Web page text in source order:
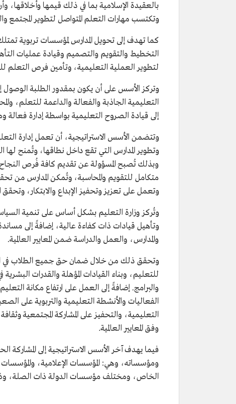
بالعقيدة الإسلامية بما في ذلك قيمها
وتكتسب مهارات التعلم المتواصل لتطوير المجتمع
كما تهدف إلى تحويل المدارس لمؤسسات تربوية
التخطيط والتقويم والتصميم وقيادة عمليات
لتطوير العملية التعليمية، وتأمين فرص التعلم
وتركز الأسس على أن يكون بمقدور الطلبة الوصول
التعليمية الجاذبة والفعالة والداعمة للتعلم،
إلى قيادة الصروح التعليمية بواسطة إدارة
وتتضمن الأسس الاستراتيجية، أن تعمل إدارة
وتطوير المدارس التي تقع داخل نطاقها، وتُمنح
وبذلك تُصبح المسؤولة عن تقديم كافة فُرص
متكامل للتقويم والمحاسبة، وتُمكن المدارس من
وتعمل على تعزيز وتحفيز الإبداع والابتكار، وتحقق
وتُركز وزارة التعليم بشكل أساس على تنمية
وتأهيل قيادات ذات كفاءة عالية، إضافةً إلى مساندة
والمدارس، والعمل والدراسة ضمن المعايير العالمية.
وتحقق ذلك من خلال ضمان حق جميع الطلاب في
للتعليم، وبناء القيادات المؤهلة والقدرات
والبرامج. إضافةً إلى العمل على ارتفاع مكانة
الفعاليات والأنشطة التعليمية والتربوية على
التعليمية، والتحفيز على المشاركة المجتمعية
وفق المعايير العالمية.
فيما يهدف آخر الأسس الاستراتيجية إلى
ومؤسساته، وهي: المؤسسات الإعلامية،
الخاص، ومختلف مؤسسات الدولة ذات الصلة،